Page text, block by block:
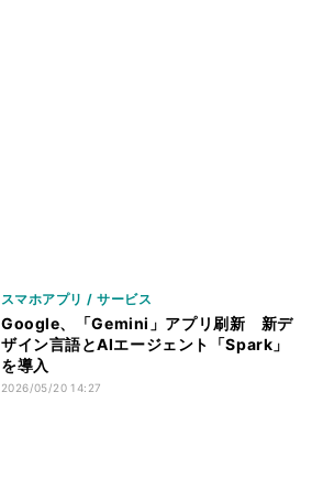
スマホアプリ / サービス
Google、「Gemini」アプリ刷新 新デ
ザイン言語とAIエージェント「Spark」
を導入
2026/05/20 14:27